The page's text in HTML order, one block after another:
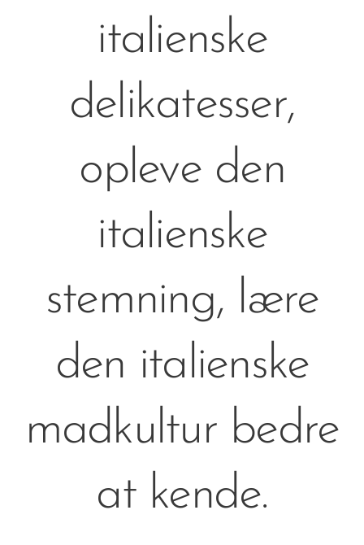
italienske
delikatesser,
opleve den
italienske
stemning, lære
den italienske
madkultur bedre
at kende.